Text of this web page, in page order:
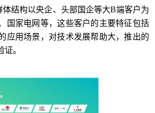
体结构以央企、头部国企等大B端客户为
国家电网等，这些客户的主要特征包括
应用场景，对技术发展帮助大，推出的
。